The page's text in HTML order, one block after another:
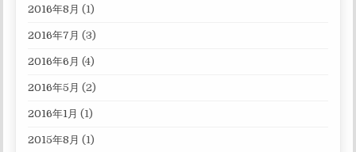
2016年8月 (1)
2016年7月 (3)
2016年6月 (4)
2016年5月 (2)
2016年1月 (1)
2015年8月 (1)